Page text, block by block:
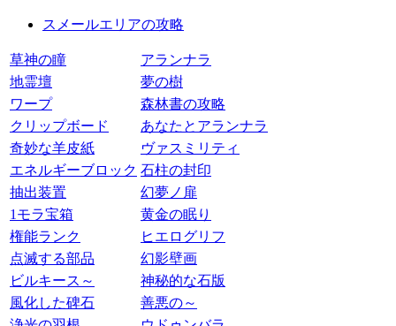
スメールエリアの攻略
草神の瞳
アランナラ
地霊壇
夢の樹
ワープ
森林書の攻略
クリップボード
あなたとアランナラ
奇妙な羊皮紙
ヴァスミリティ
エネルギーブロック 石柱の封印
抽出装置
幻夢ノ扉
1モラ宝箱
黄金の眠り
権能ランク
ヒエログリフ
点滅する部品
幻影壁画
ビルキース～
神秘的な石版
風化した碑石
善悪の～